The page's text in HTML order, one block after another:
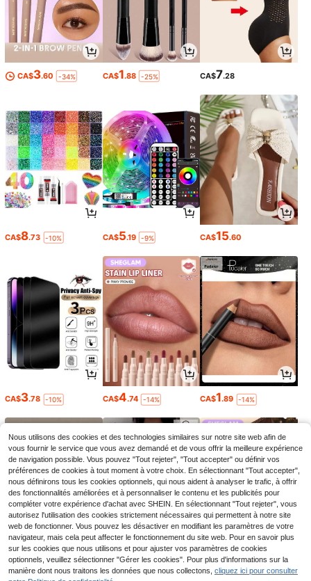
CA$3.60 -34% CA$1.88 -25% CA$7.28
CA$8.73 -10% CA$5.19 -9% CA$15.60
CA$3.78 -10% CA$4.74 -14% CA$1.89 -14%
CA$2.21 -8% CA$10.58 CA$10.44 -16%
Nous utilisons des cookies et des technologies similaires sur notre site web afin de
vous fournir le service que vous avez demandé et de vous offrir la meilleure expérience
de navigation possible. Vous pouvez "Tout rejeter", "Tout accepter" ou définir vos
préférences de cookies à tout moment à votre choix. En sélectionnant "Tout accepter",
nous définirons tous les cookies optionnels, qui nous aident à analyser le trafic, à offrir
des fonctionnalités améliorées et à personnaliser le contenu et les publicités pour
compléter votre expérience d'achat avec SHEIN. En sélectionnant "Tout rejeter", vous
autorisez l'utilisation des cookies strictement nécessaires qui permettent à notre site
web de fonctionner. Vous pouvez les désactiver en modifiant les paramètres de votre
navigateur, mais cela peut affecter le fonctionnement du site web. Pour en savoir plus
sur les cookies que nous utilisons et pour ajuster vos paramètres de cookies
optionnels, veuillez sélectionner "Gérer les cookies". Pour plus d'informations sur la
manière dont nous traitons les données que nous collectons, cliquez ici pour consulter